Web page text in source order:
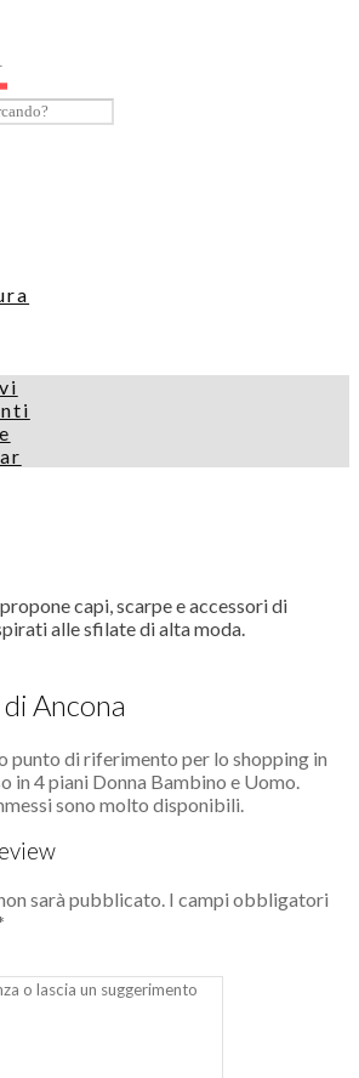
capi, scarpe e accessori di
alle sfilate di alta moda.
Ancona
punto di riferimento per lo shopping in
in 4 piani Donna Bambino e Uomo.
sono molto disponibili.
sarà pubblicato. I campi obbligatori